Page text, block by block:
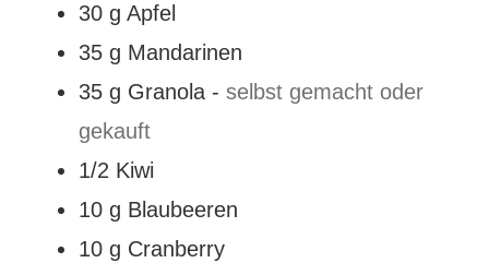
30 g Apfel
35 g Mandarinen
35 g Granola - selbst gemacht oder
gekauft
1/2 Kiwi
10 g Blaubeeren
10 g Cranberry